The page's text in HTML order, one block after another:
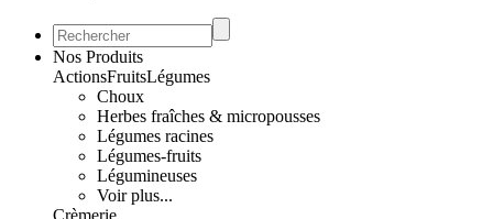
Nos Produits
ActionsFruitsLégumes
Choux
Herbes fraîches & micropousses
Légumes racines
Légumes-fruits
Légumineuses
Voir plus...
Crèmerie